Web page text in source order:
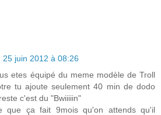
25 juin 2012 à 08:26
etes équipé du meme modèle de Troll
tu ajoute seulement 40 min de dodo
c'est du "Bwiiiiin"
que ça fait 9mois qu'on attends qu'il